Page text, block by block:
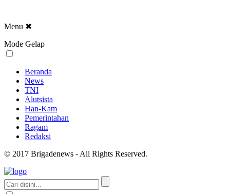
Menu ✖
Mode Gelap
Beranda
News
TNI
Alutsista
Han-Kam
Pemerintahan
Ragam
Redaksi
© 2017 Brigadenews - All Rights Reserved.